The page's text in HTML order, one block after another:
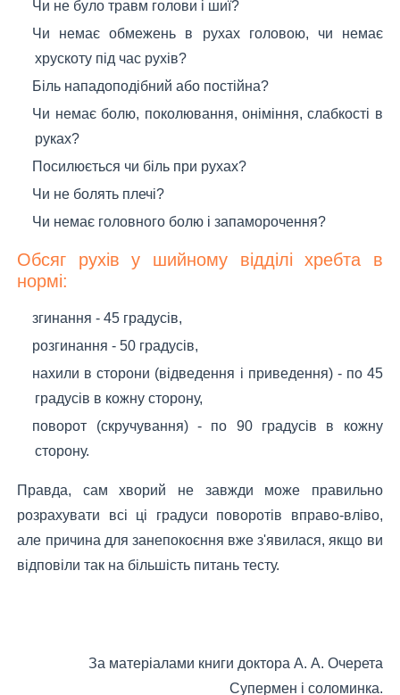
Чи не було травм голови і шиї?
Чи немає обмежень в рухах головою, чи немає
хрускоту під час рухів?
Біль нападоподібний або постійна?
Чи немає болю, поколювання, оніміння, слабкості в
руках?
Посилюється чи біль при рухах?
Чи не болять плечі?
Чи немає головного болю і запаморочення?
Обсяг рухів у шийному відділі хребта в
нормі:
згинання - 45 градусів,
розгинання - 50 градусів,
нахили в сторони (відведення і приведення) - по 45
градусів в кожну сторону,
поворот (скручування) - по 90 градусів в кожну
сторону.
Правда, сам хворий не завжди може правильно
розрахувати всі ці градуси поворотів вправо-вліво,
але причина для занепокоєння вже з'явилася, якщо ви
відповіли так на більшість питань тесту.
За матеріалами книги доктора А. А. Очерета
Супермен і соломинка.